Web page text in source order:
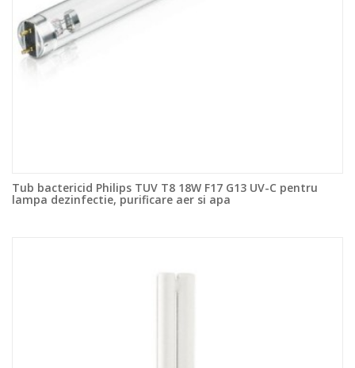
Tub bactericid Philips TUV T8 18W F17 G13 UV-C pentru
lampa dezinfectie, purificare aer si apa